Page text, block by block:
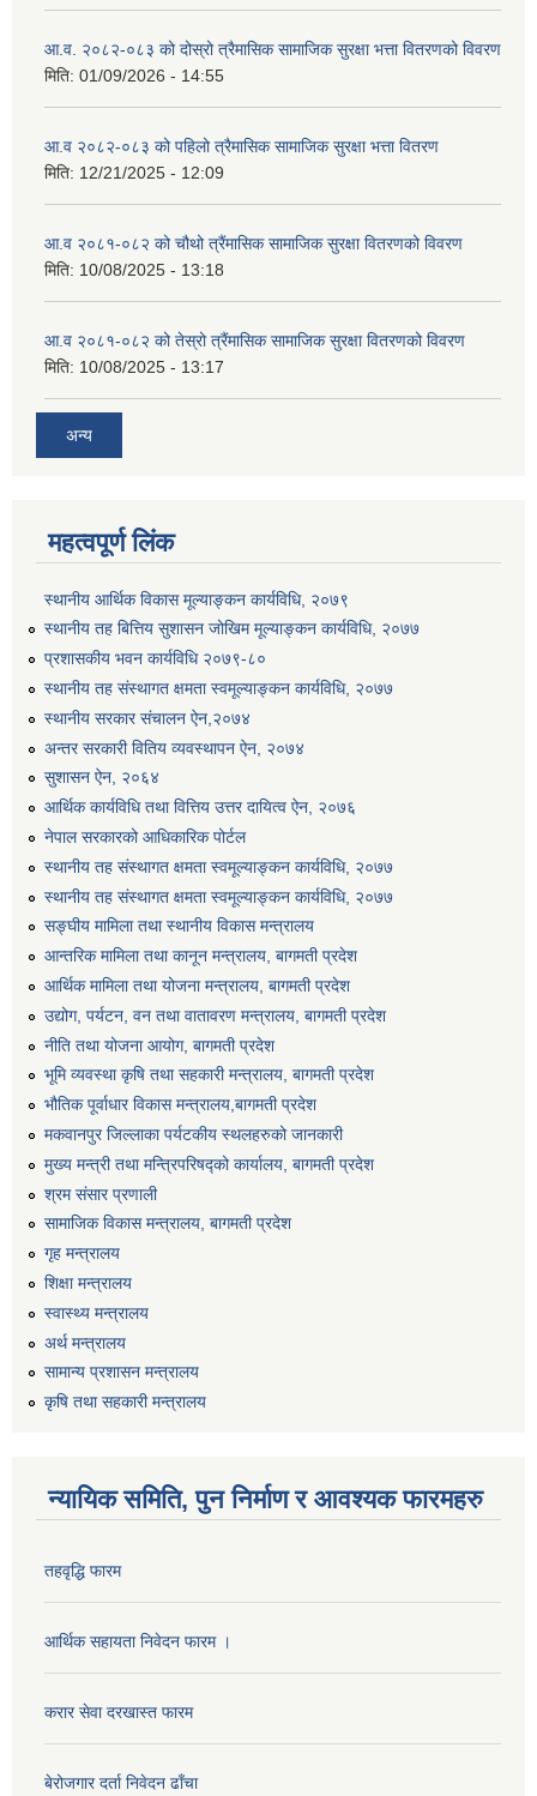
आ.व. २०८२-०८३ को दोस्रो त्रैमासिक सामाजिक सुरक्षा भत्ता वितरणको विवरण
मिति: 01/09/2026 - 14:55
आ.व २०८२-०८३ को पहिलो त्रैमासिक सामाजिक सुरक्षा भत्ता वितरण
मिति: 12/21/2025 - 12:09
आ.व २०८१-०८२ को चौथो त्रैंमासिक सामाजिक सुरक्षा वितरणको विवरण
मिति: 10/08/2025 - 13:18
आ.व २०८१-०८२ को तेस्रो त्रैंमासिक सामाजिक सुरक्षा वितरणको विवरण
मिति: 10/08/2025 - 13:17
अन्य
महत्वपूर्ण लिंक
स्थानीय आर्थिक विकास मूल्याङ्कन कार्यविधि, २०७९
स्थानीय तह बित्तिय सुशासन जोखिम मूल्याङ्कन कार्यविधि, २०७७
प्रशासकीय भवन कार्यविधि २०७९-८०
स्थानीय तह संस्थागत क्षमता स्वमूल्याङ्कन कार्यविधि, २०७७
स्थानीय सरकार संचालन ऐन,२०७४
अन्तर सरकारी वितिय व्यवस्थापन ऐन, २०७४
सुशासन ऐन, २०६४
आर्थिक कार्यविधि तथा वित्तिय उत्तर दायित्व ऐन, २०७६
नेपाल सरकारको आधिकारिक पोर्टल
स्थानीय तह संस्थागत क्षमता स्वमूल्याङ्कन कार्यविधि, २०७७
स्थानीय तह संस्थागत क्षमता स्वमूल्याङ्कन कार्यविधि, २०७७
सङ्घीय मामिला तथा स्थानीय विकास मन्त्रालय
आन्तरिक मामिला तथा कानून मन्त्रालय, बागमती प्रदेश
आर्थिक मामिला तथा योजना मन्त्रालय, बागमती प्रदेश
उद्योग, पर्यटन, वन तथा वातावरण मन्त्रालय, बागमती प्रदेश
नीति तथा योजना आयोग, बागमती प्रदेश
भूमि व्यवस्था कृषि तथा सहकारी मन्त्रालय, बागमती प्रदेश
भौतिक पूर्वाधार विकास मन्त्रालय,बागमती प्रदेश
मकवानपुर जिल्लाका पर्यटकीय स्थलहरुको जानकारी
मुख्य मन्त्री तथा मन्त्रिपरिषद्को कार्यालय, बागमती प्रदेश
श्रम संसार प्रणाली
सामाजिक विकास मन्त्रालय, बागमती प्रदेश
गृह मन्त्रालय
शिक्षा मन्त्रालय
स्वास्थ्य मन्त्रालय
अर्थ मन्त्रालय
सामान्य प्रशासन मन्त्रालय
कृषि तथा सहकारी मन्त्रालय
न्यायिक समिति, पुन निर्माण र आवश्यक फारमहरु
तहवृद्धि फारम
आर्थिक सहायता निवेदन फारम ।
करार सेवा दरखास्त फारम
बेरोजगार दर्ता निवेदन ढाँचा